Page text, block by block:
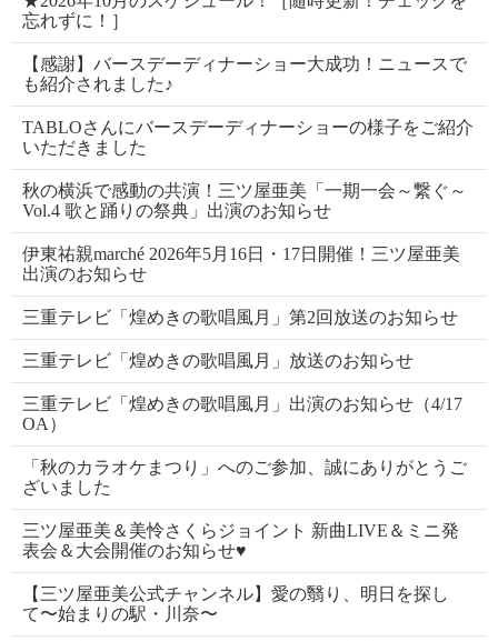
忘れずに！］
【感謝】バースデーディナーショー大成功！ニュースで
も紹介されました♪
TABLOさんにバースデーディナーショーの様子をご紹介
いただきました
秋の横浜で感動の共演！三ツ屋亜美「一期一会～繋ぐ～
Vol.4 歌と踊りの祭典」出演のお知らせ
伊東祐親marché 2026年5月16日・17日開催！三ツ屋亜美
出演のお知らせ
三重テレビ「煌めきの歌唱風月」第2回放送のお知らせ
三重テレビ「煌めきの歌唱風月」放送のお知らせ
三重テレビ「煌めきの歌唱風月」出演のお知らせ（4/17
OA）
「秋のカラオケまつり」へのご参加、誠にありがとうご
ざいました
三ツ屋亜美＆美怜さくらジョイント 新曲LIVE＆ミニ発
表会＆大会開催のお知らせ♥
【三ツ屋亜美公式チャンネル】愛の翳り、明日を探し
て〜始まりの駅・川奈〜